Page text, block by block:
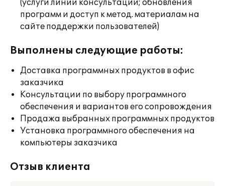
(услуги линии консультации; обновления
программ и доступ к метод. материалам на
сайте поддержки пользователей)
Выполнены следующие работы:
Доставка программных продуктов в офис
заказчика
Консультации по выбору программного
обеспечения и вариантов его сопровождения
Продажа выбранных программных продуктов
Установка программного обеспечения на
компьютеры заказчика
Отзыв клиента